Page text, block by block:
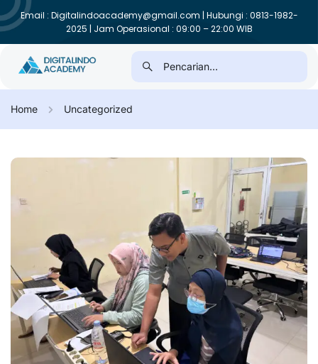
Email : Digitalindoacademy@gmail.com | Hubungi : 0813-1982-
2025 | Jam Operasional : 09:00 – 22:00 WIB
Home Uncategorized